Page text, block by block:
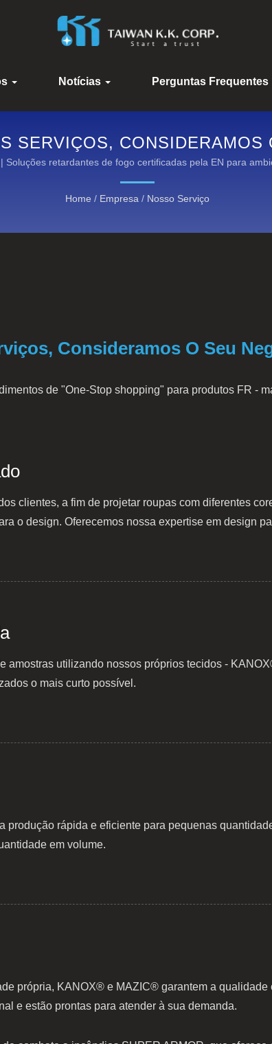
Notícias Perguntas Frequentes
SERVIÇOS,
DE ALTA
DESCUBRA NOSSAS
Soluções retardantes de fogo certificadas pela EN para
Home / Empresa / Nosso Serviço
Consideramos O Seu
de "One-Stop shopping" para produtos FR -
clientes, a fim de projetar roupas com diferentes
o design. Oferecemos nossa expertise em design
amostras utilizando nossos próprios tecidos -
o mais curto possível.
produção rápida e eficiente para pequenas
em volume.
própria, KANOX® e MAZIC® garantem a
e estão prontas para atender à sua demanda.